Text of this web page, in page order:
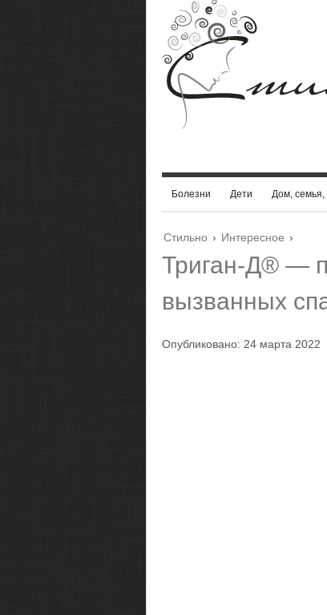
Болезни Дети Дом, семья,
Стильно › Интересное ›
Триган-Д® —
вызванных
Опубликовано: 24 марта 2022